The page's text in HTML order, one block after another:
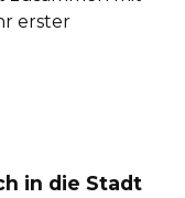
erster
in die Stadt